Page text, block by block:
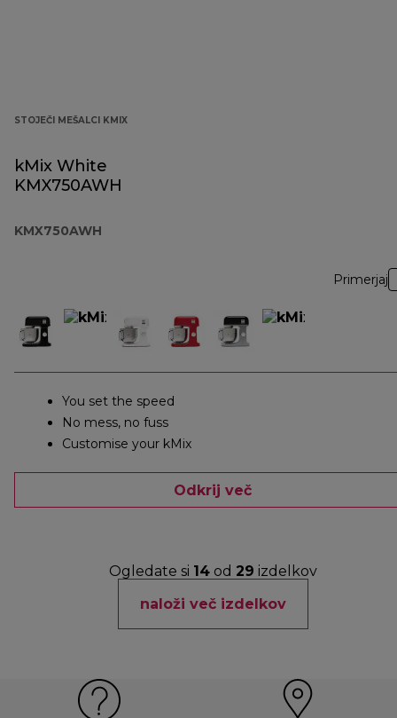
STOJEČI MEŠALCI KMIX
kMix White
KMX750AWH
KMX750AWH
Primerjaj
You set the speed
No mess, no fuss
Customise your kMix
Odkrij več
Ogledate si 14od 29 izdelkov
naloži več izdelkov